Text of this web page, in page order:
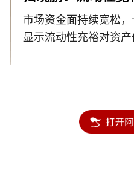
市场资金面持续宽松，
显示流动性充裕对资产